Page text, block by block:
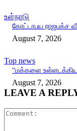
உள்நாடு
கோட்டாபய ராஜபக்ச
August 7, 2026
Top news
“மக்களை உள்ளடக்கிய
August 7, 2026
LEAVE A